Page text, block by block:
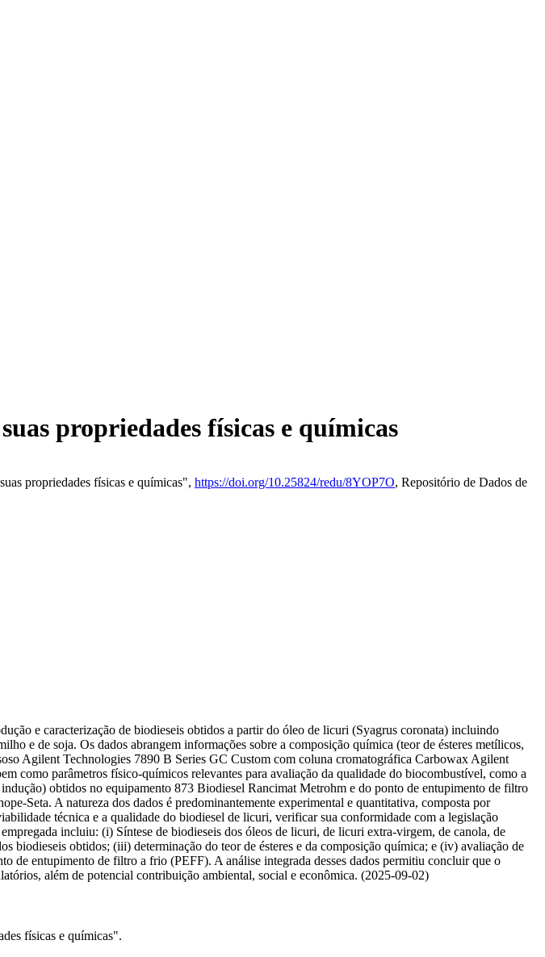
propriedades físicas e químicas
propriedades físicas e químicas", https://doi.org/10.25824/redu/8YOP7O, Repositório de Dados de
e caracterização de biodieseis obtidos a partir do óleo de licuri (Syagrus coronata) incluindo
e de soja. Os dados abrangem informações sobre a composição química (teor de ésteres metílicos,
Agilent Technologies 7890 B Series GC Custom com coluna cromatográfica Carbowax Agilent
parâmetros físico-químicos relevantes para avaliação da qualidade do biocombustível, como a
obtidos no equipamento 873 Biodiesel Rancimat Metrohm e do ponto de entupimento de filtro
Seta. A natureza dos dados é predominantemente experimental e quantitativa, composta por
técnica e a qualidade do biodiesel de licuri, verificar sua conformidade com a legislação
incluiu: (i) Síntese de biodieseis dos óleos de licuri, de licuri extra-virgem, de canola, de
biodieseis obtidos; (iii) determinação do teor de ésteres e da composição química; e (iv) avaliação de
de entupimento de filtro a frio (PEFF). A análise integrada desses dados permitiu concluir que o
além de potencial contribuição ambiental, social e econômica. (2025-09-02)
físicas e químicas".